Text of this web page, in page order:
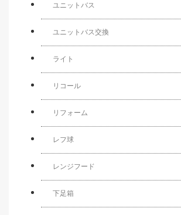
ユニットバス
ユニットバス交換
ライト
リコール
リフォーム
レフ球
レンジフード
下足箱